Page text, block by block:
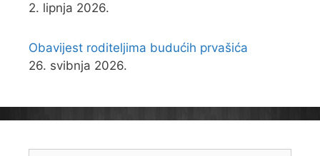
2. lipnja 2026.
Obavijest roditeljima budućih prvašića
26. svibnja 2026.